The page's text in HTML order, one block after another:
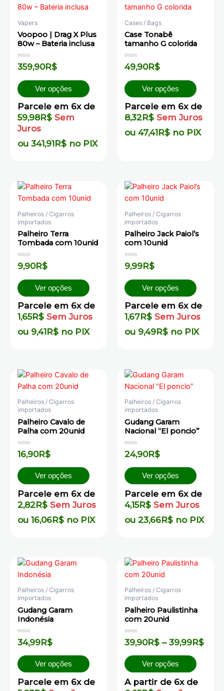
Vapers
Voopoo | Drag X Plus
80w – Bateria inclusa
Avaliação
0
5
359,90R$
Ver opções
Parcele em 6x de
59,98R$ Sem
Juros
ou 341,91R$ no PIX
Cases / Bags
Case Tonabê
tamanho G colorida
Avaliação
0
5
49,90R$
Ver opções
Parcele em 6x de
8,32R$ Sem Juros
ou 47,41R$ no PIX
Palheiros / Cigarros
importados
Palheiro Terra
Tombada com 10unid
Avaliação
0
5
9,90R$
Ver opções
Parcele em 6x de
1,65R$ Sem Juros
ou 9,41R$ no PIX
Palheiros / Cigarros
importados
Palheiro Jack Paiol’s
com 10unid
Avaliação
0
5
9,99R$
Ver opções
Parcele em 6x de
1,67R$ Sem Juros
ou 9,49R$ no PIX
Palheiros / Cigarros
importados
Palheiro Cavalo de
Palha com 20unid
Avaliação
0
5
16,90R$
Ver opções
Parcele em 6x de
2,82R$ Sem Juros
ou 16,06R$ no PIX
Palheiros / Cigarros
importados
Gudang Garam
Nacional “El poncio”
Avaliação
0
5
24,90R$
Ver opções
Parcele em 6x de
4,15R$ Sem Juros
ou 23,66R$ no PIX
Palheiros / Cigarros
importados
Gudang Garam
Indonésia
Avaliação
0
5
34,99R$
Ver opções
Parcele em 6x de
Palheiros / Cigarros
importados
Palheiro Paulistinha
com 20unid
Avaliação
0
5
39,90R$ – 39,99R$
Ver opções
A partir de 6x de